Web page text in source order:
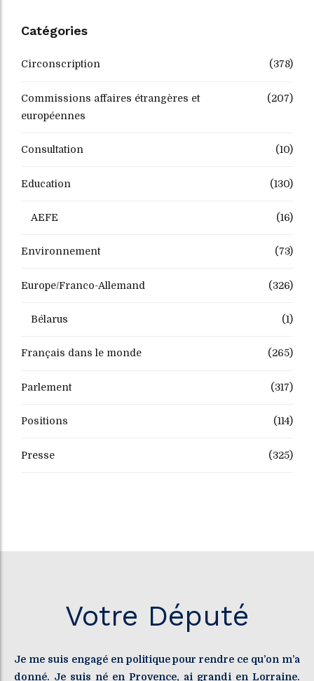
Catégories
Circonscription (378)
Commissions affaires étrangères et
européennes
(207)
Consultation (10)
Education (130)
AEFE (16)
Environnement (73)
Europe/Franco-Allemand (326)
Bélarus (1)
Français dans le monde (265)
Parlement (317)
Positions (114)
Presse (325)
Votre Député
Je me suis engagé en politique pour rendre ce qu’on m’a
donné. Je suis né en Provence, ai grandi en Lorraine.